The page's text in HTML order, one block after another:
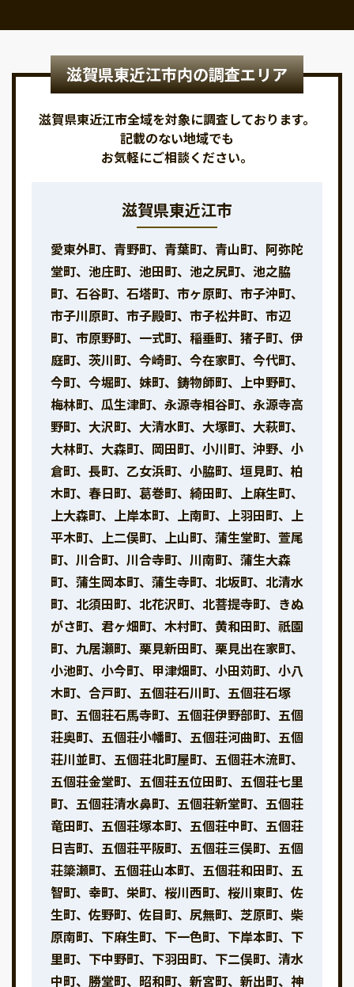
滋賀県東近江市内の調査エリア
滋賀県東近江市全域を対象に調査しております。
記載のない地域でも
お気軽にご相談ください。
滋賀県東近江市
愛東外町、青野町、青葉町、青山町、阿弥陀
堂町、池庄町、池田町、池之尻町、池之脇
町、石谷町、石塔町、市ヶ原町、市子沖町、
市子川原町、市子殿町、市子松井町、市辺
町、市原野町、一式町、稲垂町、猪子町、伊
庭町、茨川町、今崎町、今在家町、今代町、
今町、今堀町、妹町、鋳物師町、上中野町、
梅林町、瓜生津町、永源寺相谷町、永源寺高
野町、大沢町、大清水町、大塚町、大萩町、
大林町、大森町、岡田町、小川町、沖野、小
倉町、長町、乙女浜町、小脇町、垣見町、柏
木町、春日町、葛巻町、綺田町、上麻生町、
上大森町、上岸本町、上南町、上羽田町、上
平木町、上二俣町、上山町、蒲生堂町、萱尾
町、川合町、川合寺町、川南町、蒲生大森
町、蒲生岡本町、蒲生寺町、北坂町、北清水
町、北須田町、北花沢町、北菩提寺町、きぬ
がさ町、君ヶ畑町、木村町、黄和田町、祇園
町、九居瀬町、栗見新田町、栗見出在家町、
小池町、小今町、甲津畑町、小田苅町、小八
木町、合戸町、五個荘石川町、五個荘石塚
町、五個荘石馬寺町、五個荘伊野部町、五個
荘奥町、五個荘小幡町、五個荘河曲町、五個
荘川並町、五個荘北町屋町、五個荘木流町、
五個荘金堂町、五個荘五位田町、五個荘七里
町、五個荘清水鼻町、五個荘新堂町、五個荘
竜田町、五個荘塚本町、五個荘中町、五個荘
日吉町、五個荘平阪町、五個荘三俣町、五個
荘簗瀬町、五個荘山本町、五個荘和田町、五
智町、幸町、栄町、桜川西町、桜川東町、佐
生町、佐野町、佐目町、尻無町、芝原町、柴
原南町、下麻生町、下一色町、下岸本町、下
里町、下中野町、下羽田町、下二俣町、清水
中町、勝堂町、昭和町、新宮町、新出町、神